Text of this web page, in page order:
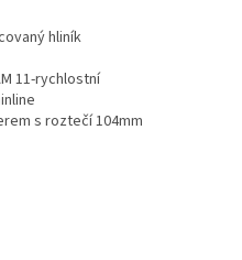
hliník
11-rychlostní
s roztečí 104mm